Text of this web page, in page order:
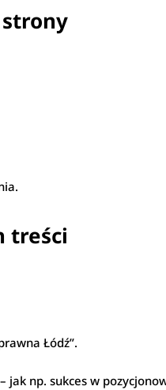
treści
Łódź”.
jak np. sukces w